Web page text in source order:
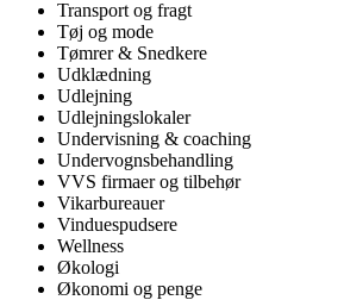
Transport og fragt
Tøj og mode
Tømrer & Snedkere
Udklædning
Udlejning
Udlejningslokaler
Undervisning & coaching
Undervognsbehandling
VVS firmaer og tilbehør
Vikarbureauer
Vinduespudsere
Wellness
Økologi
Økonomi og penge